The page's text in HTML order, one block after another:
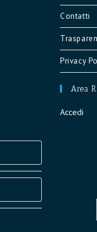
a
new
tab
Contatti
Privacy
Area
Accedi